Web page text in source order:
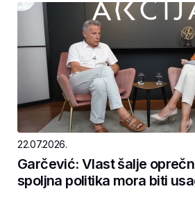
22.07.2026.
Garčević: Vlast šalje
spoljna politika mora biti